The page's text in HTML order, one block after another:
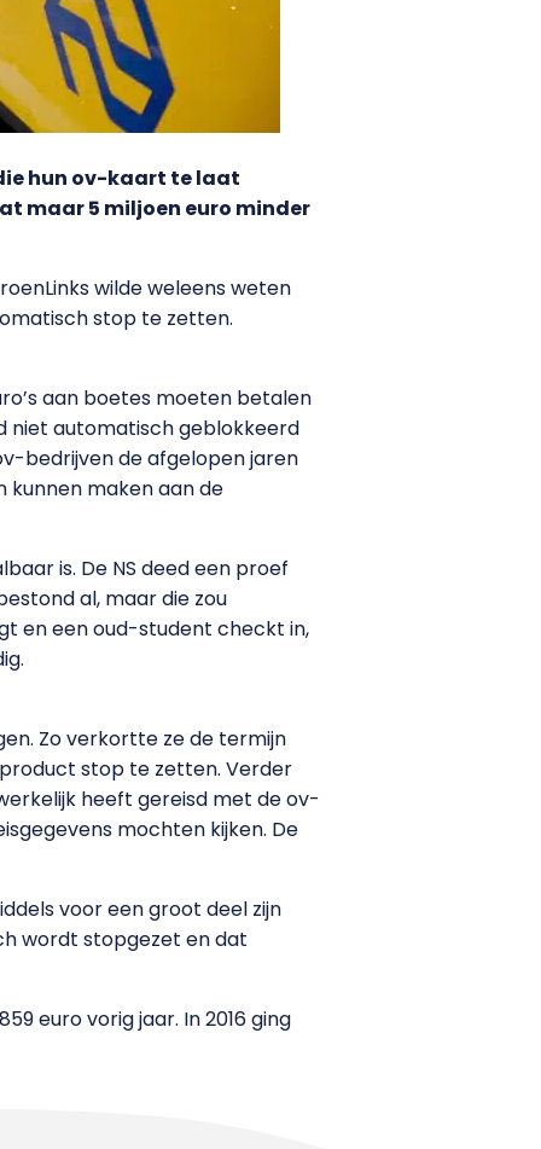
hun ov-kaart te laat
maar 5 miljoen euro minder
wilde weleens weten
stop te zetten.
aan boetes moeten betalen
niet automatisch geblokkeerd
bedrijven de afgelopen jaren
maken aan de
is. De NS deed een proef
al, maar die zou
en een oud-student checkt in,
Zo verkortte ze de termijn
stop te zetten. Verder
heeft gereisd met de ov-
mochten kijken. De
voor een groot deel zijn
wordt stopgezet en dat
euro vorig jaar. In 2016 ging